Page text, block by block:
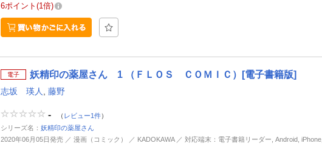
6ポイント 1倍
電子 妖精印の薬屋さん 1 （ＦＬＯＳ ＣＯＭＩＣ）[電子書籍版]
志坂 瑛人 藤野
- （ レビュー1件）
シリーズ名： 妖精印の薬屋さん
2020年06月05日発売 ／ 漫画（コミック） ／ KADOKAWA ／ 対応端末：電子書籍リーダー, Android, iPhone,